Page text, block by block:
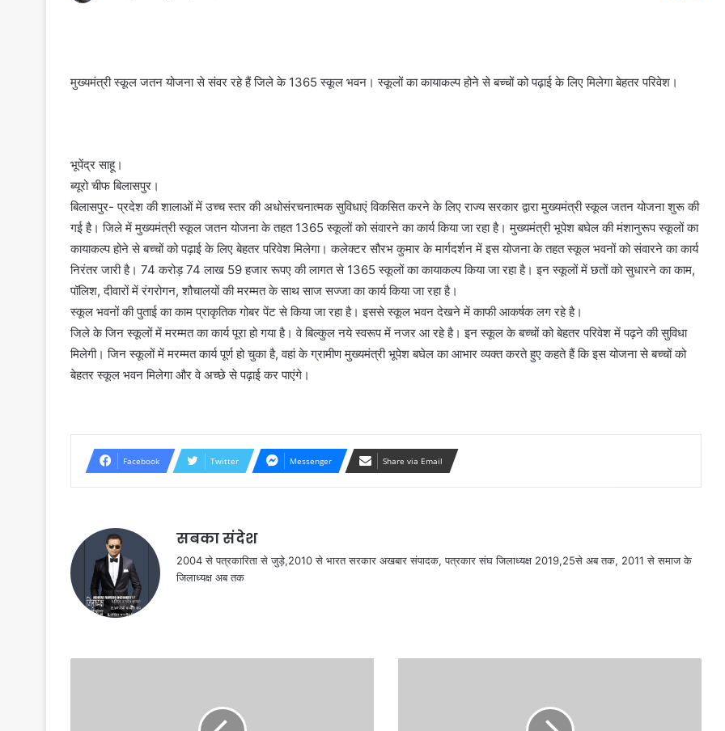
मुख्यमंत्री स्कूल जतन योजना से संवर रहे हैं जिले के 1365 स्कूल भवन। स्कूलों का कायाकल्प होने से बच्चों को पढ़ाई के लिए मिलेगा बेहतर परिवेश।
भूपेंद्र साहू।
ब्यूरो चीफ बिलासपुर।
बिलासपुर- प्रदेश की शालाओं में उच्च स्तर की अधोसंरचनात्मक सुविधाएं विकसित करने के लिए राज्य सरकार द्वारा मुख्यमंत्री स्कूल जतन योजना शुरू की
गई है। जिले में मुख्यमंत्री स्कूल जतन योजना के तहत 1365 स्कूलों को संवारने का कार्य किया जा रहा है। मुख्यमंत्री भूपेश बघेल की मंशानुरूप स्कूलों का
कायाकल्प होने से बच्चों को पढ़ाई के लिए बेहतर परिवेश मिलेगा। कलेक्टर सौरभ कुमार के मार्गदर्शन में इस योजना के तहत स्कूल भवनों को संवारने का कार्य
निरंतर जारी है। 74 करोड़ 74 लाख 59 हजार रूपए की लागत से 1365 स्कूलों का कायाकल्प किया जा रहा है। इन स्कूलों में छतों को सुधारने का काम,
पॉलिश, दीवारों में रंगरोगन, शौचालयों की मरम्मत के साथ साज सज्जा का कार्य किया जा रहा है।
स्कूल भवनों की पुताई का काम प्राकृतिक गोबर पेंट से किया जा रहा है। इससे स्कूल भवन देखने में काफी आकर्षक लग रहे है।
जिले के जिन स्कूलों में मरम्मत का कार्य पूरा हो गया है। वे बिल्कुल नये स्वरूप में नजर आ रहे है। इन स्कूल के बच्चों को बेहतर परिवेश में पढ़ने की सुविधा
मिलेगी। जिन स्कूलों में मरम्मत कार्य पूर्ण हो चुका है, वहां के ग्रामीण मुख्यमंत्री भूपेश बघेल का आभार व्यक्त करते हुए कहते हैं कि इस योजना से बच्चों को
बेहतर स्कूल भवन मिलेगा और वे अच्छे से पढ़ाई कर पाएंगे।
Facebook Twitter Messenger Share via Email
सबका संदेश
2004 से पत्रकारिता से जुड़े,2010 से भारत सरकार अखबार संपादक, पत्रकार संघ जिलाध्यक्ष 2019,25से अब तक, 2011 से समाज के
जिलाध्यक्ष अब तक